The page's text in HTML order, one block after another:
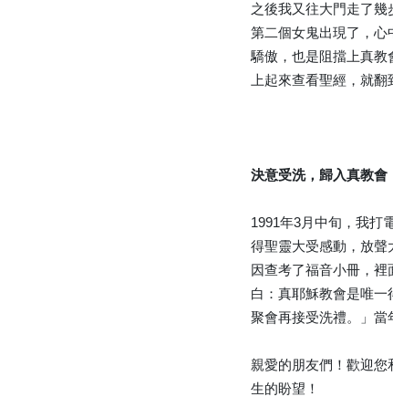
之後我又往大門走了
第二個女鬼出現了，
驕傲，也是阻擋上真
上起來查看聖經，就
決意受洗，歸入真教會
1991年3月中旬，我打
得聖靈大受感動，放聲
因查考了福音小冊，
白：真耶穌教會是唯
聚會再接受洗禮。」當
親愛的朋友們！歡迎
生的盼望！